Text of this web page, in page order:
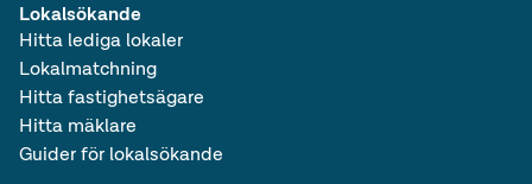
Lokalsökande
Hitta lediga lokaler
Lokalmatchning
Hitta fastighetsägare
Hitta mäklare
Guider för lokalsökande